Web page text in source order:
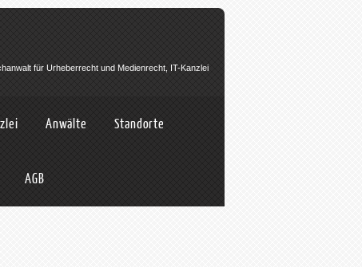
für Urheberrecht und Medienrecht, IT-Kanzlei
Anwälte Standorte
AGB